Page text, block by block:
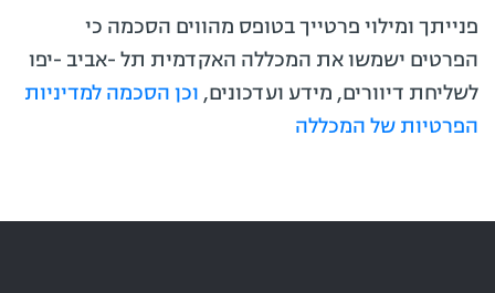
פנייתך ומילוי פרטייך בטופס מהווים הסכמה כי
הפרטים ישמשו את המכללה האקדמית תל -אביב -יפו
לשליחת דיוורים, מידע ועדכונים, וכן הסכמה למדיניות
הפרטיות של המכללה